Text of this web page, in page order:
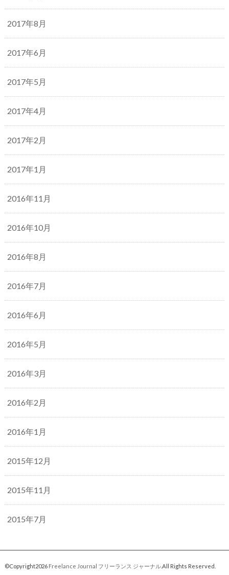
2017年8月
2017年6月
2017年5月
2017年4月
2017年2月
2017年1月
2016年11月
2016年10月
2016年8月
2016年7月
2016年6月
2016年5月
2016年3月
2016年2月
2016年1月
2015年12月
2015年11月
2015年7月
©Copyright2026 Freelance Journal フリーランス ジャーナル.All Rights Reserved.